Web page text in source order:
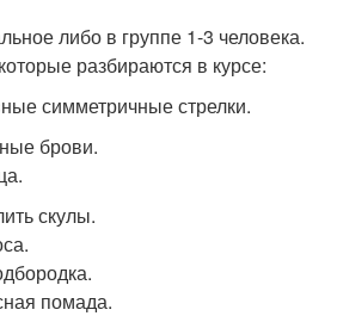
либо в группе 1-3 человека.
разбираются в курсе:
симметричные стрелки.
брови.
скулы.
помада.